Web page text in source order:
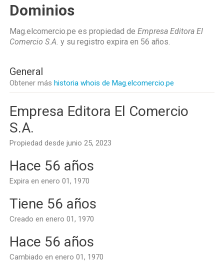
Dominios
Mag.elcomercio.pe es propiedad de Empresa Editora El
Comercio S.A. y su registro expira en 56 años.
General
Obtener más historia whois de Mag.elcomercio.pe
Empresa Editora El Comercio
S.A.
Propiedad desde junio 25, 2023
Hace 56 años
Expira en enero 01, 1970
Tiene 56 años
Creado en enero 01, 1970
Hace 56 años
Cambiado en enero 01, 1970